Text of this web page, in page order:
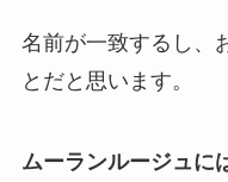
名前が一致するし、
とだと思います。
ムーランルージュに